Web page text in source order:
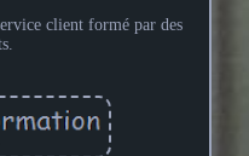
client formé par des